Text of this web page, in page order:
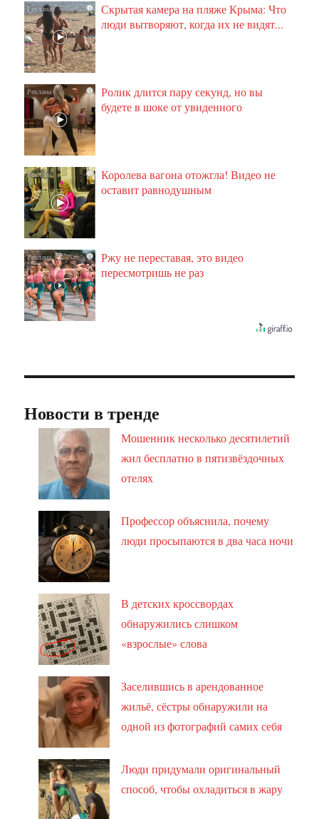
i
Скрытая камера на пляже Крыма: Что
люди вытворяют, когда их не видят...
i
Ролик длится пару секунд, но вы
будете в шоке от увиденного
i
Королева вагона отожгла! Видео не
оставит равнодушным
i
Ржу не переставая, это видео
пересмотришь не раз
Новости в тренде
Мошенник несколько десятилетий
жил бесплатно в пятизвёздочных
отелях
Профессор объяснила, почему
люди просыпаются в два часа ночи
В детских кроссвордах
обнаружились слишком
«взрослые» слова
Заселившись в арендованное
жильё, сёстры обнаружили на
одной из фотографий самих себя
Люди придумали оригинальный
способ, чтобы охладиться в жару